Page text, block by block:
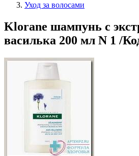
Уход за волосами
Klorane шампунь с
василька 200 мл N 1 /